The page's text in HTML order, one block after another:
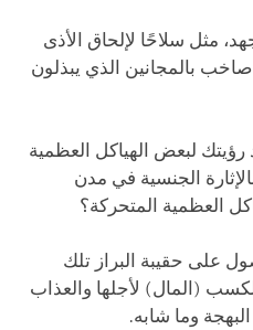
مثل سلاحًا لإلحاق الأذى
صاخب بالمجانين الذي يبذلون
رؤيتك لبعض الهياكل العظمية
الجنسية في مدن
العظمية المتحركة؟
على حقيبة البراز تلك
(المال) لأجلها والعذاب
وما شابه.